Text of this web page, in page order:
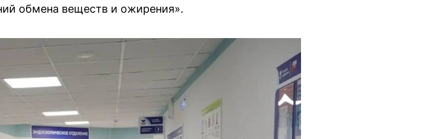
обмена веществ и ожирения».